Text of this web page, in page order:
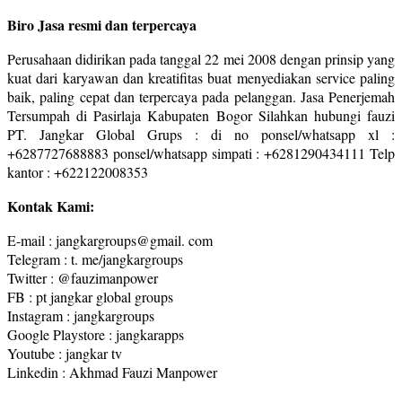
Biro Jasa resmi dan terpercaya
Perusahaan didirikan pada tanggal 22 mei 2008 dengan prinsip yang
kuat dari karyawan dan kreatifitas buat menyediakan service paling
baik, paling cepat dan terpercaya pada pelanggan. Jasa Penerjemah
Tersumpah di Pasirlaja Kabupaten Bogor Silahkan hubungi fauzi
PT. Jangkar Global Grups : di no ponsel/whatsapp xl :
+6287727688883 ponsel/whatsapp simpati : +6281290434111 Telp
kantor : +622122008353
Kontak Kami:
E-mail : jangkargroups@gmail. com
Telegram : t. me/jangkargroups
Twitter : @fauzimanpower
FB : pt jangkar global groups
Instagram : jangkargroups
Google Playstore : jangkarapps
Youtube : jangkar tv
Linkedin : Akhmad Fauzi Manpower